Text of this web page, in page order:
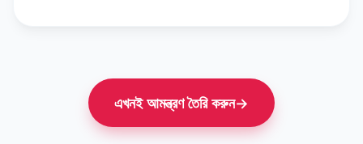
এখনই আমন্ত্রণ তৈরি করুন→